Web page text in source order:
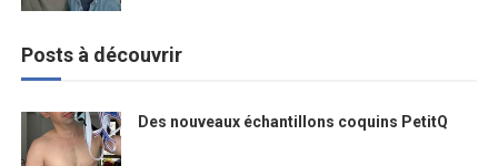
Posts à découvrir
Des nouveaux échantillons coquins PetitQ